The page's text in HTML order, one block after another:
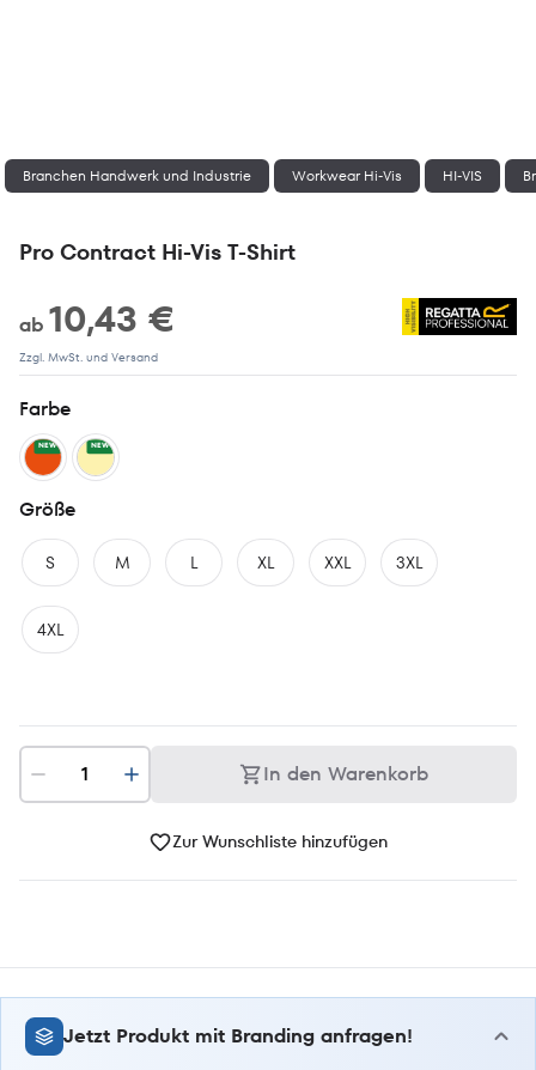
Branchen Handwerk und Industrie Workwear Hi-Vis HI-VIS
Pro Contract Hi-Vis T-Shirt
ab 10,43 €
Zzgl. MwSt. und Versand
Farbe
NEW NEW
Größe
S M L XL XXL 3XL
4XL
In den Warenkorb
Zur Wunschliste hinzufügen
Jetzt Produkt mit Branding anfragen!